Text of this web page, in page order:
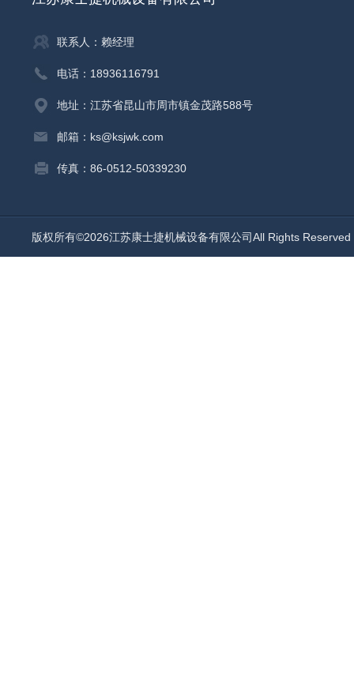
联系人：赖经理
电话：18936116791
地址：江苏省昆山市周市镇金茂路588号
邮箱：ks@ksjwk.com
传真：86-0512-50339230
版权所有©2026江苏康士捷机械设备有限公司All Rights